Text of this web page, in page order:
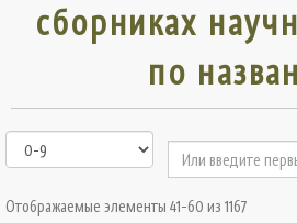
сборниках
по
Отображаемые элементы 41-60 из 1167